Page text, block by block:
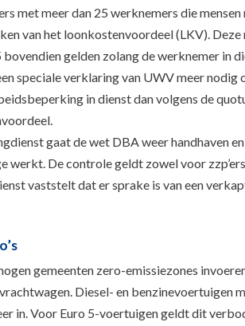
met meer dan 25 werknemers die
van het loonkostenvoordeel (LKV).
gelden zolang de werknemer in
speciale verklaring van UWV meer
in dienst dan volgens de
gaat de wet DBA weer handhaven
werkt. De controle geldt zowel voor
vaststelt dat er sprake is van een
gemeenten zero-emissiezones
Diesel- en benzinevoertuigen
in. Voor Euro 5-voertuigen geldt dit